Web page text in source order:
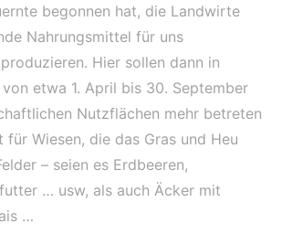
begonnen hat, die Landwirte
Nahrungsmittel für uns
Hier sollen dann in
etwa 1. April bis 30. September
Nutzflächen mehr betreten
für Wiesen, die das Gras und Heu
– seien es Erdbeeren,
… usw, als auch Äcker mit
…